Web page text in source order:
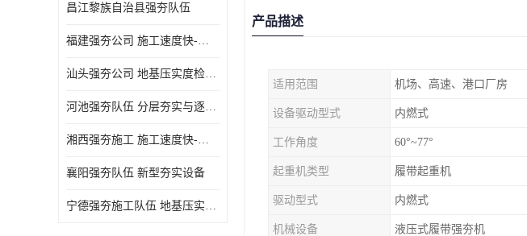
昌江黎族自治县强夯队伍
福建强夯公司 施工速度快-施耐用性强
汕头强夯公司 地基压实度检测方法与标准
河池强夯队伍 分层夯实与逐层检测技术
湘西强夯施工 施工速度快-施耐用性强
襄阳强夯队伍 新型夯实设备
宁德强夯施工队伍 地基压实度检测方法与标准
产品描述
适用范围 机场、高速、港口厂房
设备驱动型式 内燃式
工作角度 60°~77°
起重机类型 履带起重机
驱动型式 内燃式
机械设备 液压式履带强夯机